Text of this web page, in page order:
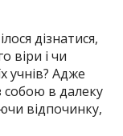
дізнатися,
віри і чи
учнів? Адже
собою в далеку
відпочинку,